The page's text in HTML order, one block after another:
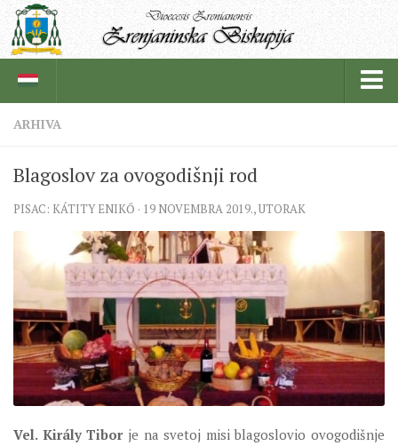
BISKUPSKI ORDINARIJAT
ISTORIJAT
CRKVENE INSTITUCIJE
SVEŠTENICI
REDOVNICI
IN MEMORIAM
ŽUPE
SEVERNI DEKANAT
SREDNJI DEKANAT
ARHIVA
Blagoslov za ovogodišnji rod
PISAC: KÁTITY ENIKŐ · 19 NOVEMBRA 2019., UTORAK
Vel. Király Tiborje na svetoj misi blagoslovio ovogodišnje